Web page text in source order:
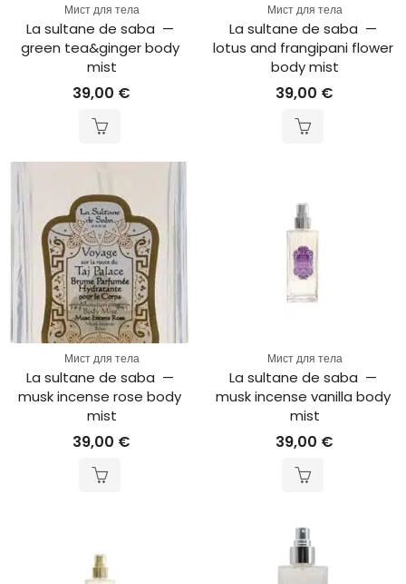
Мист для тела
La sultane de saba  —
green tea&ginger body
mist
39,00 €
Мист для тела
La sultane de saba  —
lotus and frangipani flower
body mist
39,00 €
Мист для тела
La sultane de saba  —
musk incense rose body
mist
39,00 €
Мист для тела
La sultane de saba  —
musk incense vanilla body
mist
39,00 €